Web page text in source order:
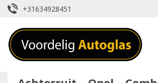
+31634928451